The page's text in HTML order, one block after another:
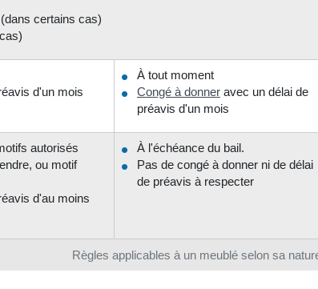
Règles applicables à un meublé selon sa
(dans certains cas)
d'un mois
À tout moment
Congé à donner avec un délai de
préavis d'un mois
autorisés
ou motif
d'au moins
À l'échéance du bail.
Pas de congé à donner ni de délai
de préavis à respecter